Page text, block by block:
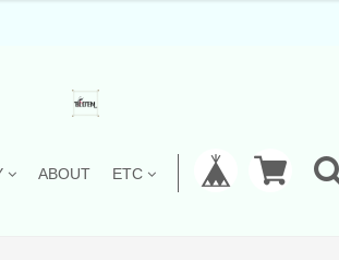
ABOUT ETC